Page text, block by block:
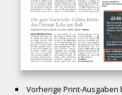
Vorherige Print-Ausgaben